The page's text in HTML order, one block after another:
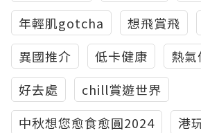
年輕肌gotcha
想飛賞飛
異國推介
低卡健康
熱氣
好去處
chill賞遊世界
中秋想您愈食愈圓2024
港